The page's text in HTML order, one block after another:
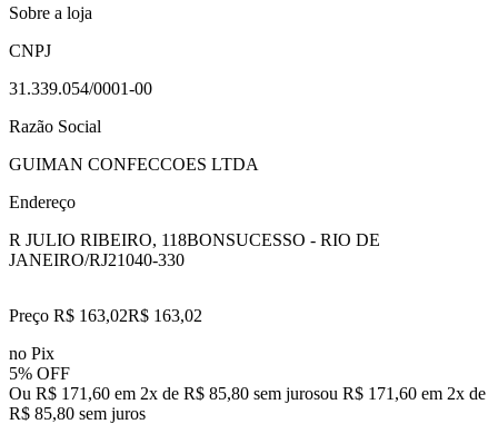
Sobre a loja
CNPJ
31.339.054/0001-00
Razão Social
GUIMAN CONFECCOES LTDA
Endereço
R JULIO RIBEIRO, 118BONSUCESSO - RIO DE
JANEIRO/RJ21040-330
Preço R$ 163,02R$ 163,02
no Pix
5% OFF
Ou R$ 171,60 em 2x de R$ 85,80 sem jurosou R$ 171,60 em 2x de
R$ 85,80 sem juros